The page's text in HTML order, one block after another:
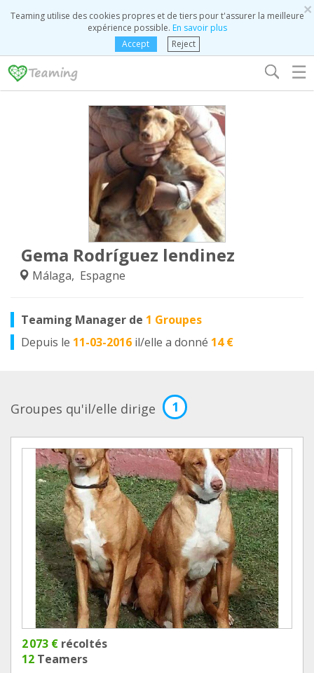
×
Teaming utilise des cookies propres et de tiers pour t'assurer la meilleure
expérience possible. En savoir plus
Accept
Reject
☰
Gema Rodríguez lendinez
Málaga, Espagne
Teaming Manager de 1 Groupes
Depuis le 11-03-2016 il/elle a donné 14 €
Groupes qu'il/elle dirige 1
2 073 € récoltés
12 Teamers